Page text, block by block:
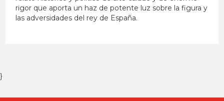
rigor que aporta un haz de potente luz sobre la figura y
las adversidades del rey de España.
}